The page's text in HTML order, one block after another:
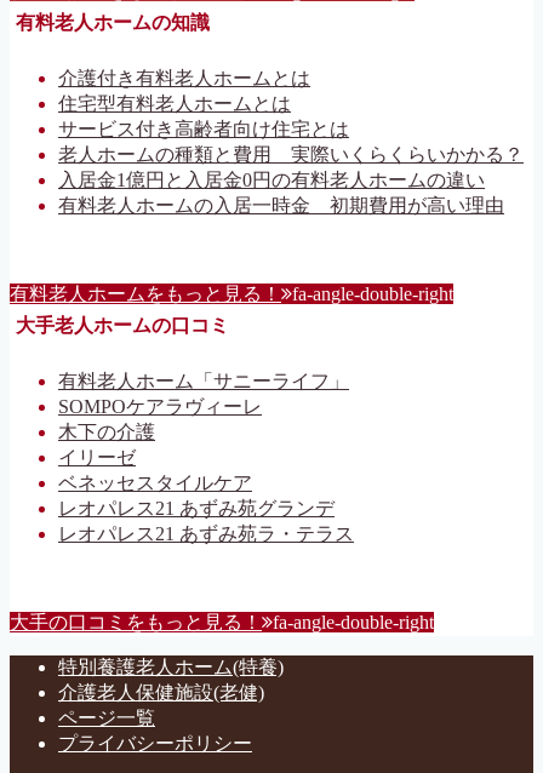
有料老人ホームの知識
介護付き有料老人ホームとは
住宅型有料老人ホームとは
サービス付き高齢者向け住宅とは
老人ホームの種類と費用 実際いくらくらいかかる？
入居金1億円と入居金0円の有料老人ホームの違い
有料老人ホームの入居一時金 初期費用が高い理由
有料老人ホームをもっと見る！ fa-angle-double-right
大手老人ホームの口コミ
有料老人ホーム「サニーライフ」
SOMPOケアラヴィーレ
木下の介護
イリーゼ
ベネッセスタイルケア
レオパレス21 あずみ苑グランデ
レオパレス21 あずみ苑ラ・テラス
大手の口コミをもっと見る！ fa-angle-double-right
特別養護老人ホーム(特養)
介護老人保健施設(老健)
ページ一覧
プライバシーポリシー